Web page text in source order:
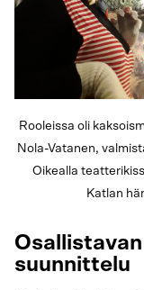
Rooleissa oli
Nola-Vatanen,
Oikealla
Katlan
suunnittelu